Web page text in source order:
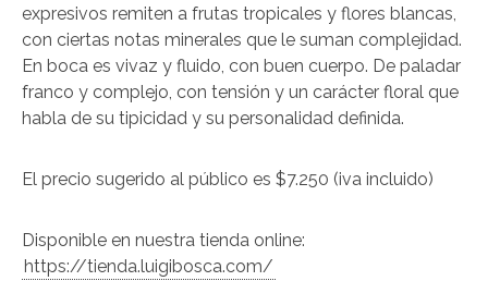
expresivos remiten a frutas tropicales y flores blancas,
con ciertas notas minerales que le suman complejidad.
En boca es vivaz y fluido, con buen cuerpo. De paladar
franco y complejo, con tensión y un carácter floral que
habla de su tipicidad y su personalidad definida.
El precio sugerido al público es $7.250 (iva incluido)
Disponible en nuestra tienda online:
https://tienda.luigibosca.com/